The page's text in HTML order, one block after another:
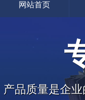
网站首页
产品质量是企